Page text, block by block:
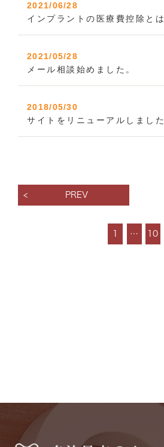
2021/06/28
インプラントの医療費控除とは
2021/05/28
メール相談始めました。
2018/05/30
サイトをリニューアルしました
PREV
… 10